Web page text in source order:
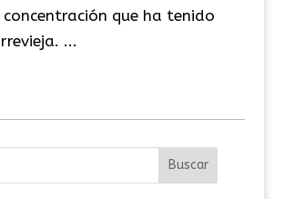
concentración que ha tenido
...